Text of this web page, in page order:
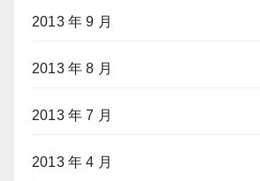
2013 年 9 月
2013 年 8 月
2013 年 7 月
2013 年 4 月